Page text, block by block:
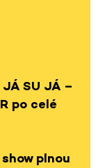
SU JÁ –
po celé
plnou